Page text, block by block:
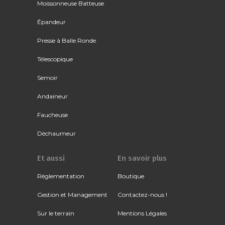
Moissonneuse Batteuse
Épandeur
Presse à Balle Ronde
Télescopique
Semoir
Andaineur
Faucheuse
Déchaumeur
Et aussi
Réglementation
Gestion et Management
Sur le terrain
En savoir plus
Boutique
Contactez-nous !
Mentions Légales